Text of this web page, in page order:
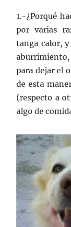
1.-¿Porqué
por varias
tanga calor, y
para dejar el
de esta
(respecto a
algo de